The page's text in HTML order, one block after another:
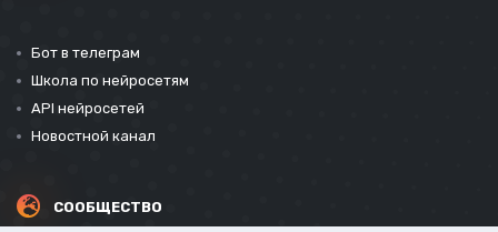
Бот в телеграм
Школа по нейросетям
API нейросетей
Новостной канал
СООБЩЕСТВО